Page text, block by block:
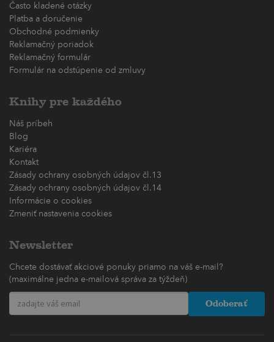
Často kladené otázky
Platba a doručenie
Obchodné podmienky
Reklamačný poriadok
Reklamačný formulár
Formulár na odstúpenie od zmluvy
Knihy pre každého
Náš príbeh
Blog
Kariéra
Kontakt
Zásady ochrany osobných údajov čl.13
Zásady ochrany osobných údajov čl.14
Informácie o cookies
Zmeniť nastavenia cookies
Newsletter
Chcete dostávať akciové ponuky priamo na váš e-mail?
(maximálne jedna e-mailová správa za týždeň)
Odoberať